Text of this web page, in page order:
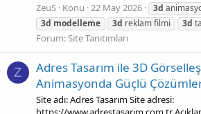
ZeuS Konu 22 May 2026 3d
3d modelleme 3d reklam filmi 3d
Forum:Site Tanıtımları
Z
Adres Tasarım ile 3D
Animasyonda Güçlü
Site adı: Adres Tasarım Site adresi: